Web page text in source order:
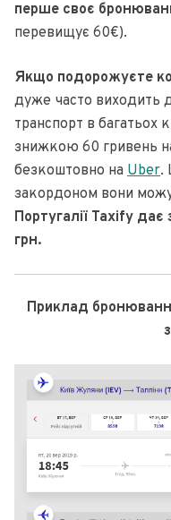
перше своє
перевищує 60€).
Якщо подорожуєте
дуже часто виходить
транспорт в багатьох
знижкою 60 гривень
безкоштовно на Uber.
закордоном вони
Португалії Taxify
грн.
Приклад